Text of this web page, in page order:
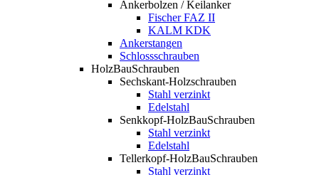
Ankerbolzen / Keilanker
Fischer FAZ II
KALM KDK
Ankerstangen
Schlossschrauben
HolzBauSchrauben
Sechskant-Holzschrauben
Stahl verzinkt
Edelstahl
Senkkopf-HolzBauSchrauben
Stahl verzinkt
Edelstahl
Tellerkopf-HolzBauSchrauben
Stahl verzinkt